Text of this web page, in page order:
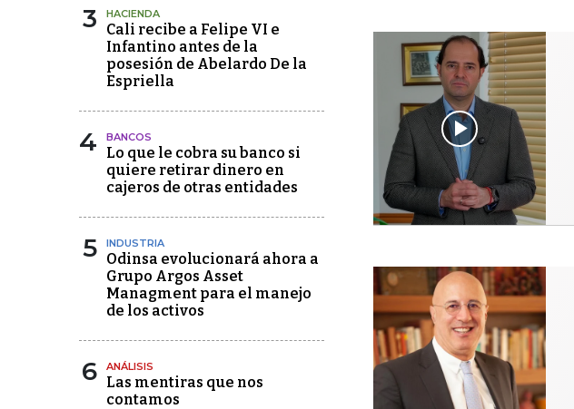
3 HACIENDA
Cali recibe a Felipe VI e
Infantino antes de la
posesión de Abelardo De la
Espriella
4 BANCOS
Lo que le cobra su banco si
quiere retirar dinero en
cajeros de otras entidades
5 INDUSTRIA
Odinsa evolucionará ahora a
Grupo Argos Asset
Managment para el manejo
de los activos
6 ANÁLISIS
Las mentiras que nos
contamos